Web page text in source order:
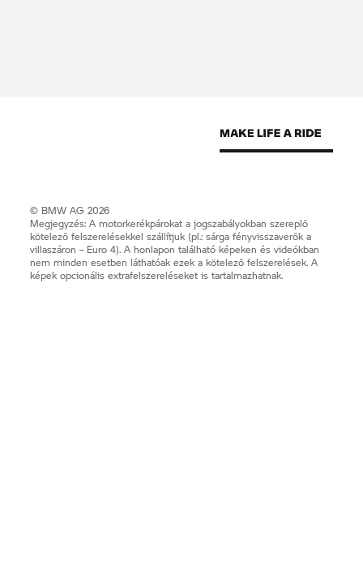
© BMW AG 2026
Megjegyzés: A motorkerékpárokat a jogszabályokban szereplő
kötelező felszerelésekkel szállítjuk (pl.: sárga fényvisszaverők a
villaszáron – Euro 4). A honlapon található képeken és videókban
nem minden esetben láthatóak ezek a kötelező felszerelések. A
képek opcionális extrafelszereléseket is tartalmazhatnak.